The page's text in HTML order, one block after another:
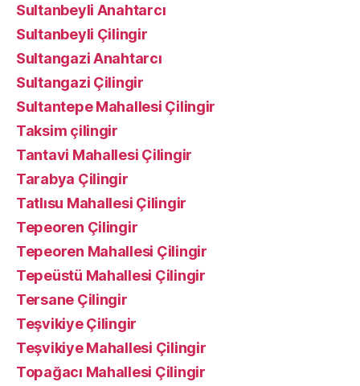
Sultanbeyli Anahtarcı
Sultanbeyli Çilingir
Sultangazi Anahtarcı
Sultangazi Çilingir
Sultantepe Mahallesi Çilingir
Taksim çilingir
Tantavi Mahallesi Çilingir
Tarabya Çilingir
Tatlısu Mahallesi Çilingir
Tepeoren Çilingir
Tepeoren Mahallesi Çilingir
Tepeüstü Mahallesi Çilingir
Tersane Çilingir
Teşvikiye Çilingir
Teşvikiye Mahallesi Çilingir
Topağacı Mahallesi Çilingir